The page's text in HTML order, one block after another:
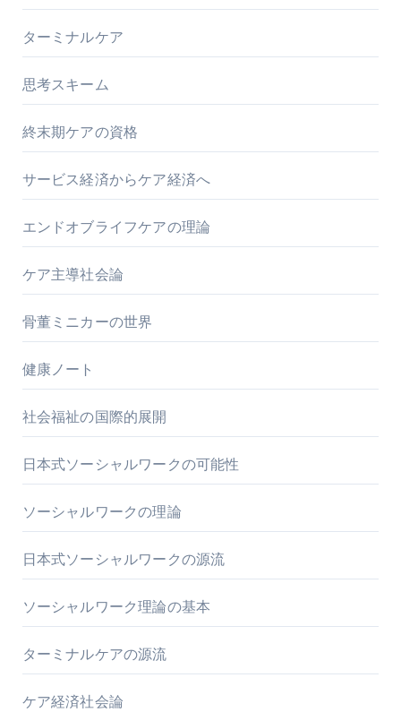
ターミナルケア
思考スキーム
終末期ケアの資格
サービス経済からケア経済へ
エンドオブライフケアの理論
ケア主導社会論
骨董ミニカーの世界
健康ノート
社会福祉の国際的展開
日本式ソーシャルワークの可能性
ソーシャルワークの理論
日本式ソーシャルワークの源流
ソーシャルワーク理論の基本
ターミナルケアの源流
ケア経済社会論